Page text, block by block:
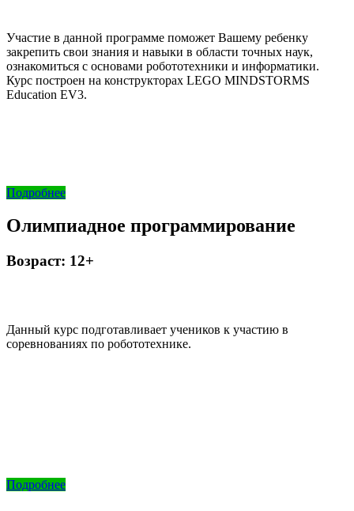
Участие в данной программе поможет Вашему ребенку
закрепить свои знания и навыки в области точных наук,
ознакомиться с основами робототехники и информатики.
Курс построен на конструкторах LEGO MINDSTORMS
Education EV3.
Подробнее
Олимпиадное программирование
Возраст: 12+
Данный курс подготавливает учеников к участию в
соревнованиях по робототехнике.
Подробнее